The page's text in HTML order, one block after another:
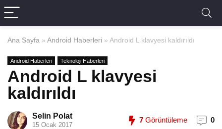
Ana Sayfa » Android Haberleri » Android L klavyesi kaldırıldı
Android Haberleri Teknoloji Haberleri
Android L klavyesi
kaldırıldı
Selin Polat
15 Ocak 2017
7 Görüntüleme 0